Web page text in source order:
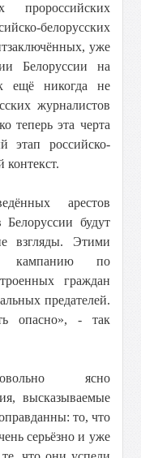
белорусских
уже
Белоруссии на
ещё никогда не
журналистов
теперь эта черта
этап российско-
арестов
будут
взгляды. Этими
кампанию по
граждан
предателей.
опасно», - так
ясно
высказываемые
то, что
серьёзно и уже